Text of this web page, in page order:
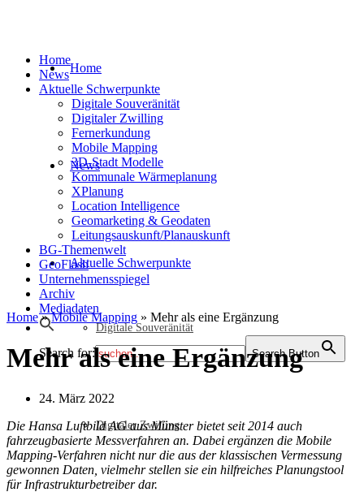
Home
News
Aktuelle Schwerpunkte
Digitale Souveränität
Digitaler Zwilling
Home
News
Aktuelle Schwerpunkte
Digitale Souveränität
Digitaler Zwilling
Fernerkundung
Mobile Mapping
3D-Stadt Modelle
Kommunale Wärmeplanung
XPlanung
Location Intelligence
Geomarketing & Geodaten
Leitungsauskunft/Planauskunft
BG-Themenwelt
GeoFlash
Unternehmensspiegel
Archiv
Mediadaten
Search for: Search Button
Home»Mobile Mapping » Mehr als eine Ergänzung
Mehr als eine Ergänzung
24. März 2022
Die Hansa Luftbild AG aus Münster bietet seit 2014 auch
fahrzeugbasierte Messverfahren an. Dabei ergänzen die Mobile
Mapping-Verfahren nicht nur die aus der klassischen Vermessung
gewonnen Daten, vielmehr stellen sie ein hilfreiches Planungstool
für Infrastrukturbetreiber dar.